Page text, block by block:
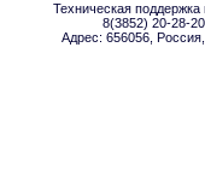
Техническая поддержка
8(3852) 20-28-20
Адрес: 656056,